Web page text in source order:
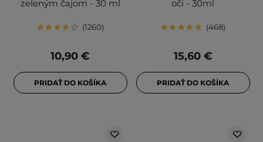
zeleným čajom - 30 ml
1260
10,90 €
PRIDAŤ DO KOŠÍKA
oči - 30ml
468
15,60 €
PRIDAŤ DO KOŠÍKA